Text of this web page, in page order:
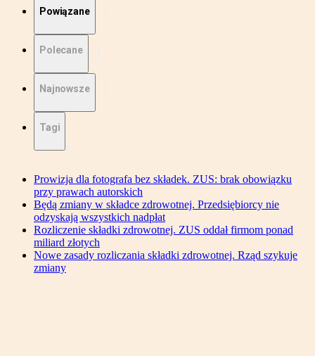
Powiązane
Polecane
Najnowsze
Tagi
Prowizja dla fotografa bez składek. ZUS: brak obowiązku
przy prawach autorskich
Będą zmiany w składce zdrowotnej. Przedsiębiorcy nie
odzyskają wszystkich nadpłat
Rozliczenie składki zdrowotnej. ZUS oddał firmom ponad
miliard złotych
Nowe zasady rozliczania składki zdrowotnej. Rząd szykuje
zmiany